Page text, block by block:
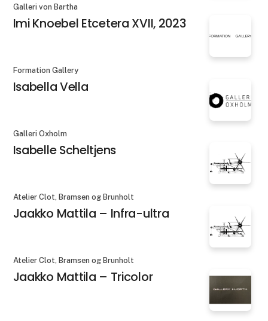
Galleri von Bartha
Imi Knoebel Etcetera XVII, 2023
Formation Gallery
Isabella Vella
Galleri Oxholm
Isabelle Scheltjens
Atelier Clot, Bramsen og Brunholt
Jaakko Mattila – Infra-ultra
Atelier Clot, Bramsen og Brunholt
Jaakko Mattila – Tricolor